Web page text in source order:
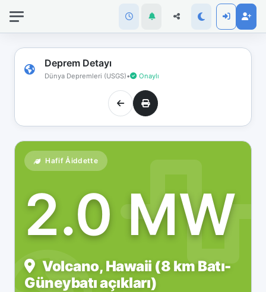
Deprem Detayı
Dünya Depremleri (USGS)• Onaylı
Hafif Åiddette
2.0 MW
Volcano, Hawaii (8 km Batı-
Güneybatı açıkları)
bağlantınız
koptu!
Çevrimdışı
moddasınız.